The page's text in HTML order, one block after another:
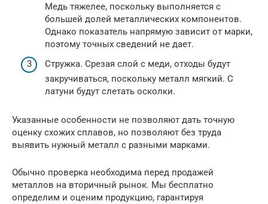
Медь тяжелее, поскольку выполняется с
большей долей металлических компонентов.
Однако показатель напрямую зависит от марки,
поэтому точных сведений не дает.
Стружка. Срезая слой с меди, отходы будут
закручиваться, поскольку металл мягкий. С
латуни будут слетать осколки.
Указанные особенности не позволяют дать точную
оценку схожих сплавов, но позволяют без труда
выявить нужный металл с разными марками.
Обычно проверка необходима перед продажей
металлов на вторичный рынок. Мы бесплатно
определим и оценим продукцию, гарантируя